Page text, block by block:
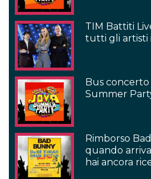
TIM Battiti
tutti gli artisti
Bus
Summer
Rimborso
quando
hai ancora